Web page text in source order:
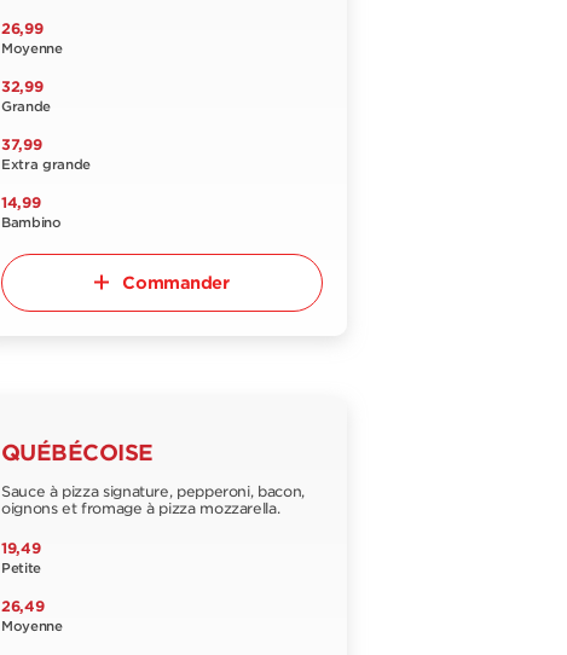
26,99
Moyenne
32,99
Grande
37,99
Extra grande
14,99
Bambino
Commander
QUÉBÉCOISE
Sauce à pizza signature, pepperoni, bacon,
oignons et fromage à pizza mozzarella.
19,49
Petite
26,49
Moyenne